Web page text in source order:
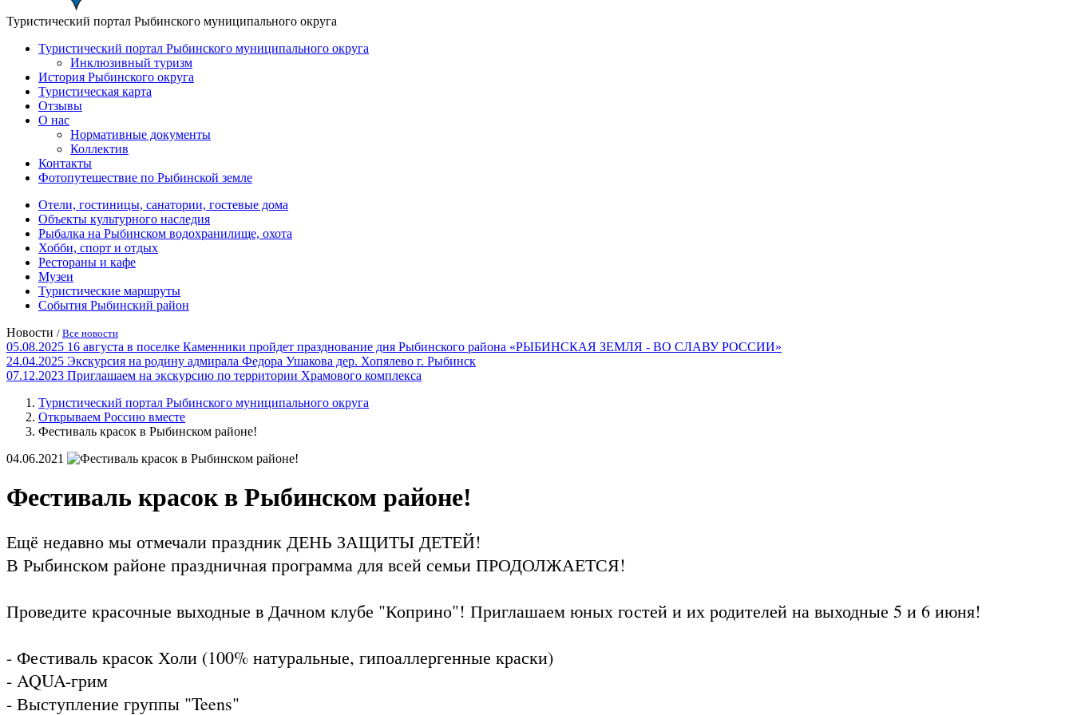
Туристический портал Рыбинского муниципального округа
Туристический портал Рыбинского муниципального округа
Инклюзивный туризм
История Рыбинского округа
Туристическая карта
Отзывы
О нас
Нормативные документы
Коллектив
Контакты
Фотопутешествие по Рыбинской земле
Отели, гостиницы, санатории, гостевые дома
Объекты культурного наследия
Рыбалка на Рыбинском водохранилище, охота
Хобби, спорт и отдых
Рестораны и кафе
Музеи
Туристические маршруты
События Рыбинский район
Новости / Все новости
05.08.2025 16 августа в поселке Каменники пройдет празднование дня Рыбинского района «РЫБИНСКАЯ ЗЕМЛЯ - ВО СЛАВУ РОССИИ»
24.04.2025 Экскурсия на родину адмирала Федора Ушакова дер. Хопялево г. Рыбинск
07.12.2023 Приглашаем на экскурсию по территории Храмового комплекса
Туристический портал Рыбинского муниципального округа
Открываем Россию вместе
Фестиваль красок в Рыбинском районе!
04.06.2021
Фестиваль красок в Рыбинском районе!
Ещё недавно мы отмечали праздник ДЕНЬ ЗАЩИТЫ ДЕТЕЙ!
В Рыбинском районе праздничная программа для всей семьи ПРОДОЛЖАЕТСЯ!
Проведите красочные выходные в Дачном клубе "Коприно"! Приглашаем юных гостей и их родителей на выходные 5 и 6 июня!
- Фестиваль красок Холи (100% натуральные, гипоаллергенные краски)
- AQUA-грим
- Выступление группы "Teens"